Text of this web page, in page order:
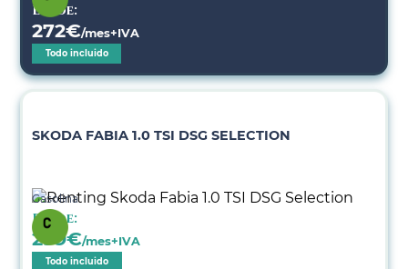
Desde:
272€/mes+IVA
Todo incluido
SKODA FABIA 1.0 TSI DSG SELECTION
Gasolina
Desde:
299€/mes+IVA
Todo incluido